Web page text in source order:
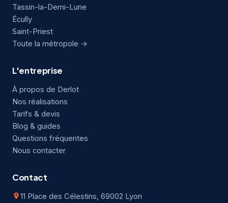
Tassin-la-Demi-Lune
Écully
Saint-Priest
Toute la métropole →
L'entreprise
À propos de Derlot
Nos réalisations
Tarifs & devis
Blog & guides
Questions fréquentes
Nous contacter
Contact
11 Place des Célestins, 69002 Lyon